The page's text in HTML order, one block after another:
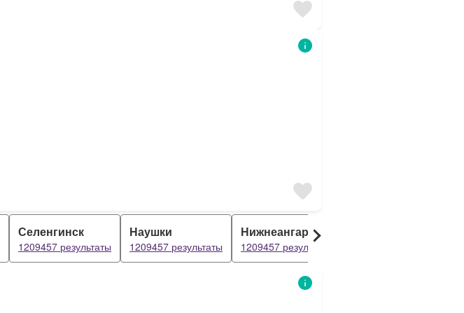
Селенгинск
1209457 результаты
Наушки
1209457 результаты
Нижнеангарск
1209457 результаты